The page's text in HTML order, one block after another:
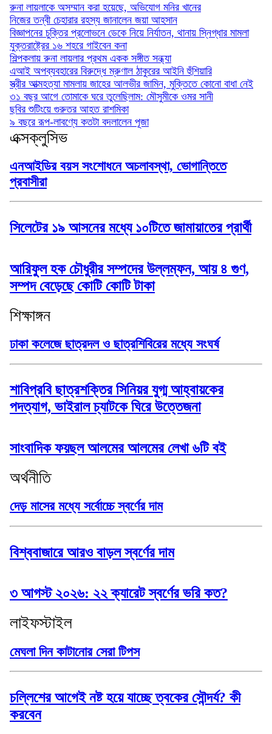
রুনা লায়লাকে অসম্মান করা হয়েছে, অভিযোগ মনির খানের
নিজের তন্বী চেহারার রহস্য জানালেন জয়া আহসান
বিজ্ঞাপনের চুক্তির প্রলোভনে ডেকে নিয়ে নির্যাতন, থানায় স্নিগ্ধার মামলা
যুক্তরাষ্ট্রের ১৬ শহরে গাইবেন কনা
শিল্পকলায় রুনা লায়লার প্রথম একক সঙ্গীত সন্ধ্যা
এআই অপব্যবহারের বিরুদ্ধে ম্রুণাল ঠাকুরের আইনি হুঁশিয়ারি
স্ত্রীর আত্মহত্যা মামলায় জাহের আলভীর জামিন, মুক্তিতে কোনো বাধা নেই
৩১ বছর আগে তোমাকে ঘরে তুলেছিলাম: মৌসুমীকে ওমর সানী
ছবির শুটিংয়ে গুরুতর আহত রাশমিকা
৯ বছরে রূপ-লাবণ্যে কতটা বদলালেন পূজা
এক্সক্লুসিভ
এনআইডির বয়স সংশোধনে অচলাবস্থা, ভোগান্তিতে
প্রবাসীরা
সিলেটের ১৯ আসনের মধ্যে ১০টিতে জামায়াতের প্রার্থী
আরিফুল হক চৌধুরীর সম্পদের উল্লম্ফন, আয় ৪ গুণ,
সম্পদ বেড়েছে কোটি কোটি টাকা
শিক্ষাঙ্গন
ঢাকা কলেজে ছাত্রদল ও ছাত্রশিবিরের মধ্যে সংঘর্ষ
শাবিপ্রবি ছাত্রশক্তির সিনিয়র যুগ্ম আহ্বায়কের
পদত্যাগ, ভাইরাল চ্যাটকে ঘিরে উত্তেজনা
সাংবাদিক ফয়ছল আলমের আলমের লেখা ৬টি বই
অর্থনীতি
দেড় মাসের মধ্যে সর্বোচ্চে স্বর্ণের দাম
বিশ্ববাজারে আরও বাড়ল স্বর্ণের দাম
৩ আগস্ট ২০২৬: ২২ ক্যারেট স্বর্ণের ভরি কত?
লাইফস্টাইল
মেঘলা দিন কাটানোর সেরা টিপস
চল্লিশের আগেই নষ্ট হয়ে যাচ্ছে ত্বকের সৌন্দর্য? কী
করবেন